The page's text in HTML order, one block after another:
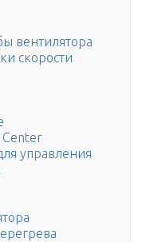
вентилятора
скорости
Center
управления